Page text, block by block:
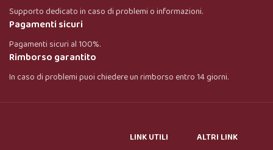
Supporto dedicato in caso di problemi o informazioni.
Pagamenti sicuri
Pagamenti sicuri al 100%.
Rimborso garantito
In caso di problemi puoi chiedere un rimborso entro 14 giorni.
LINK UTILI
ALTRI LINK